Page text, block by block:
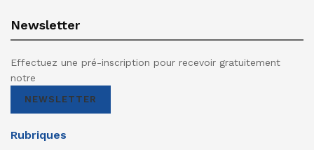
Newsletter
Effectuez une pré-inscription pour recevoir gratuitement
notre
NEWSLETTER
Rubriques